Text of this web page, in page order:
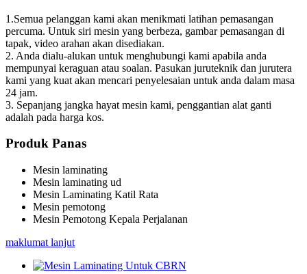
1.Semua pelanggan kami akan menikmati latihan pemasangan
percuma. Untuk siri mesin yang berbeza, gambar pemasangan di
tapak, video arahan akan disediakan.
2. Anda dialu-alukan untuk menghubungi kami apabila anda
mempunyai keraguan atau soalan. Pasukan juruteknik dan jurutera
kami yang kuat akan mencari penyelesaian untuk anda dalam masa
24 jam.
3. Sepanjang jangka hayat mesin kami, penggantian alat ganti
adalah pada harga kos.
Produk Panas
Mesin laminating
Mesin laminating ud
Mesin Laminating Katil Rata
Mesin pemotong
Mesin Pemotong Kepala Perjalanan
maklumat lanjut